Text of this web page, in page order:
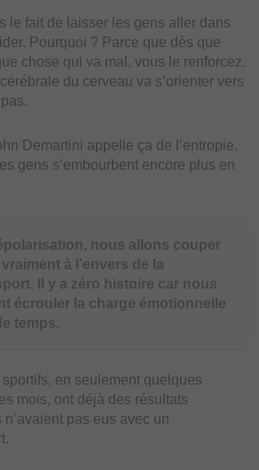
le fait de laisser les gens aller dans
Pourquoi ? Parce que dès que
chose qui va mal, vous le renforcez.
du cerveau va s’orienter vers
Demartini appelle ça de l’entropie.
gens s’embourbent encore plus en
nous allons couper
à l’envers de la
Il y a zéro histoire car nous
écrouler la charge émotionnelle
temps.
en seulement quelques
mois, ont déjà des résultats
pas eus avec un